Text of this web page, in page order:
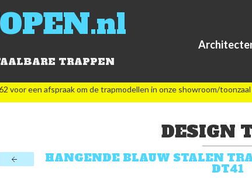
TRAPPEN
voor een afspraak om de trapmodellen in onze showroom/
DESIGN
HANGENDE BLAUW STALEN
DT41